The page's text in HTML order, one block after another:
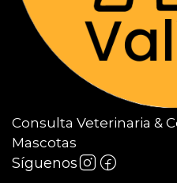
Consulta Veterinaria &
Mascotas
Síguenos